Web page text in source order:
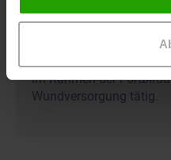
verantwortet sie die
Chirurgie sowie die
im Rahmen der
Wundversorgung tätig.